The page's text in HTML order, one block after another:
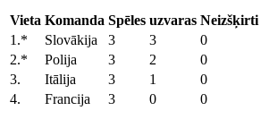
Vieta Komanda Spēles uzvaras Neizšķirti
1.*
Slovākija 3 3 0
2.*
Polija 3 2 0
3.
Itālija 3 1 0
4.
Francija 3 0 0